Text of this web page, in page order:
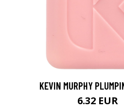
KEVIN MURPHY
6.32 EUR